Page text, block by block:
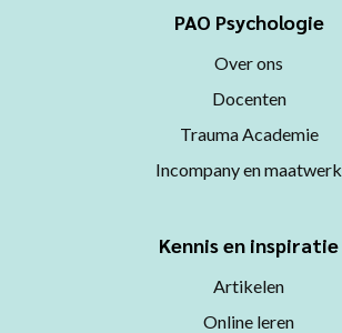
PAO Psychologie
Over ons
Docenten
Trauma Academie
Incompany en maatwerk
Kennis en inspiratie
Artikelen
Online leren